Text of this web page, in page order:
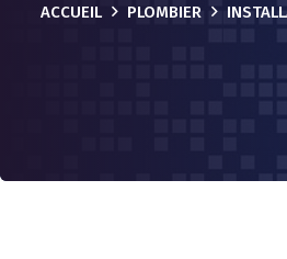
ACCUEIL PLOMBIER